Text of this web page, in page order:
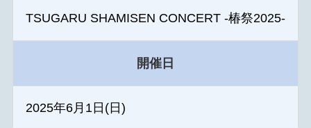
TSUGARU SHAMISEN CONCERT -椿祭2025-
開催日
2025年6月1日(日)